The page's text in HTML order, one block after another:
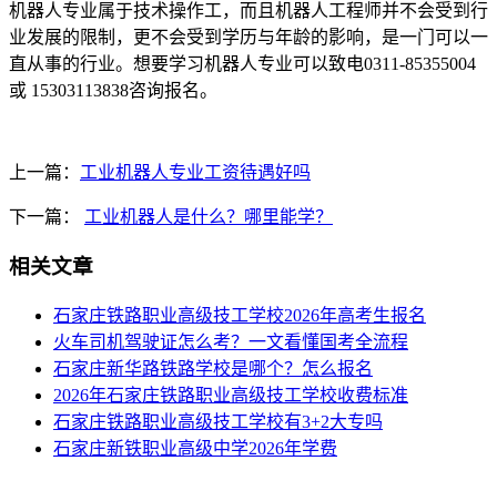
机器人专业属于技术操作工，而且机器人工程师并不会受到行
业发展的限制，更不会受到学历与年龄的影响，是一门可以一
直从事的行业。想要学习机器人专业可以致电0311-85355004
或 15303113838咨询报名。
上一篇： 工业机器人专业工资待遇好吗
下一篇： 工业机器人是什么？哪里能学？
相关文章
石家庄铁路职业高级技工学校2026年高考生报名
火车司机驾驶证怎么考？一文看懂国考全流程
石家庄新华路铁路学校是哪个？怎么报名
2026年石家庄铁路职业高级技工学校收费标准
石家庄铁路职业高级技工学校有3+2大专吗
石家庄新铁职业高级中学2026年学费